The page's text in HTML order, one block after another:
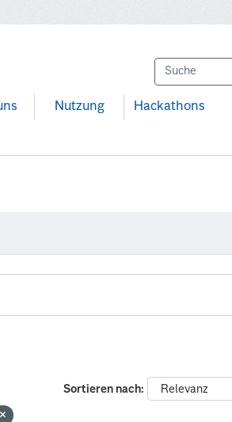
Nutzung Hackathons
Sortieren nach